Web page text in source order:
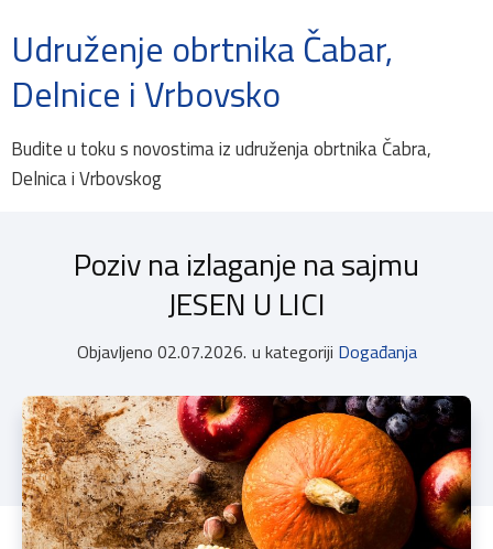
Udruženje obrtnika Čabar,
Delnice i Vrbovsko
Budite u toku s novostima iz udruženja obrtnika Čabra,
Delnica i Vrbovskog
Poziv na izlaganje na sajmu
JESEN U LICI
Objavljeno 02.07.2026. u kategoriji Događanja